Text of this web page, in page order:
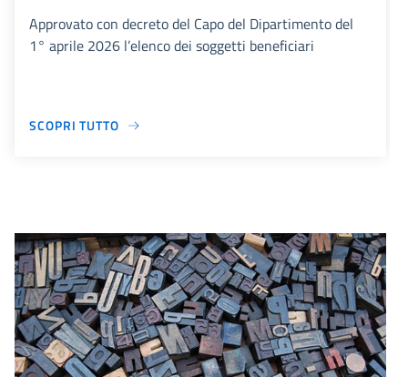
Approvato con decreto del Capo del Dipartimento del
1° aprile 2026 l’elenco dei soggetti beneficiari
SCOPRI TUTTO